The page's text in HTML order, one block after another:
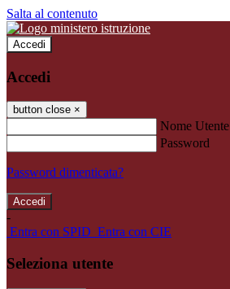
Salta al contenuto
Accedi
Accedi
button close ×
Nome Utente
Password
Password dimenticata?
-
Entra con SPID Entra con CIE
Seleziona utente